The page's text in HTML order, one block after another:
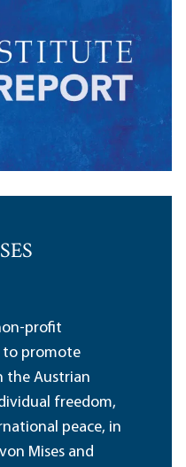
profit
to promote
the Austrian
freedom,
peace, in
Mises and